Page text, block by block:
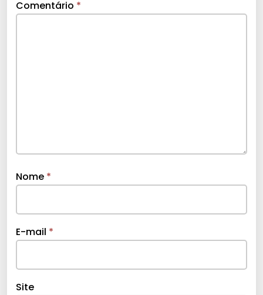
Comentário *
Nome *
E-mail *
Site